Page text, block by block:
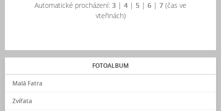
Automatické procházení: 3 | 4 | 5 | 6 | 7 (čas ve
vteřinách)
FOTOALBUM
Malá Fatra
Zvířata